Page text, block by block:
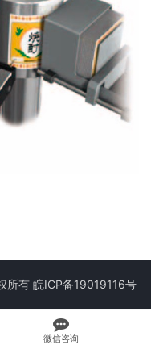
所有 皖ICP备19019116号
微信咨询